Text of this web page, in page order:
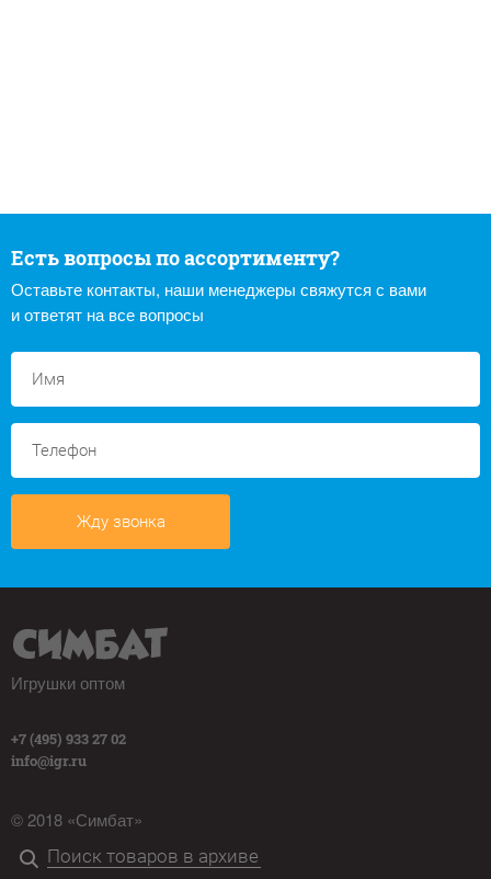
Есть вопросы по ассортименту?
Оставьте контакты, наши менеджеры свяжутся с вами
и ответят на все вопросы
Жду звонка
Игрушки оптом
+7 (495) 933 27 02
info@igr.ru
© 2018 «Симбат»